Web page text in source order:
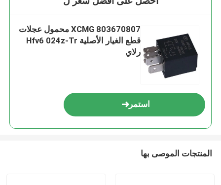
803670807 XCMG محمول عجلات
قطع الغيار الأصلية Hfv6 024z-Tr
رلاي
استمر
المنتجات الموصى بها